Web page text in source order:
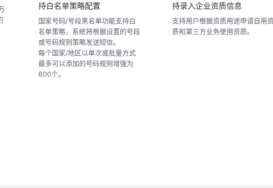
持白名单策略配置
国家号码/号段黑名单功能支持白
名单策略，系统将根据设置的号段
或号码规则策略发送短信。
每个国家/地区以单次或批量方式
最多可以添加的号码规则增强为
600个。
持录入企业资质信息
支持用户根据资质用途申请自用资
质和第三方业务使用资质。